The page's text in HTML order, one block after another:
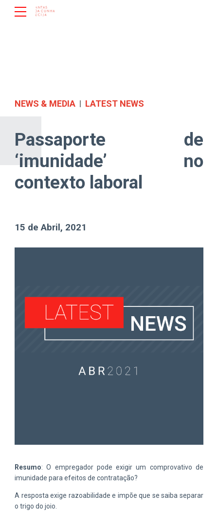
NEWS & MEDIA LATEST NEWS
Passaporte de
‘imunidade’ no
contexto laboral
15 de Abril, 2021
Resumo: O empregador pode exigir um comprovativo de
imunidade para efeitos de contratação?
A resposta exige razoabilidade e impõe que se saiba separar
o trigo do joio.